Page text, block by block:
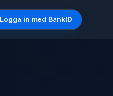
Logga in med BankID